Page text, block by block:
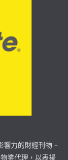
響力的財經刊物 –
業代理，以表揚